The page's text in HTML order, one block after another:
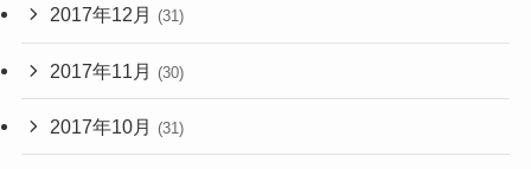
2017年12月 (31)
2017年11月 (30)
2017年10月 (31)